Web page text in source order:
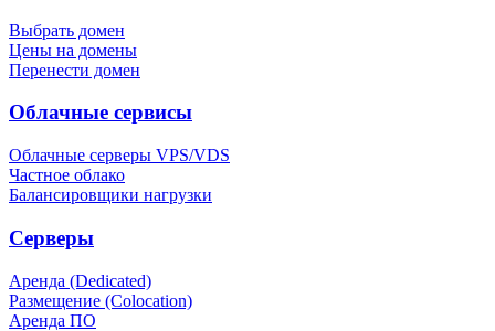
Выбрать домен
Цены на домены
Перенести домен
Облачные сервисы
Облачные серверы VPS/VDS
Частное облако
Балансировщики нагрузки
Серверы
Аренда (Dedicated)
Размещение (Colocation)
Аренда ПО